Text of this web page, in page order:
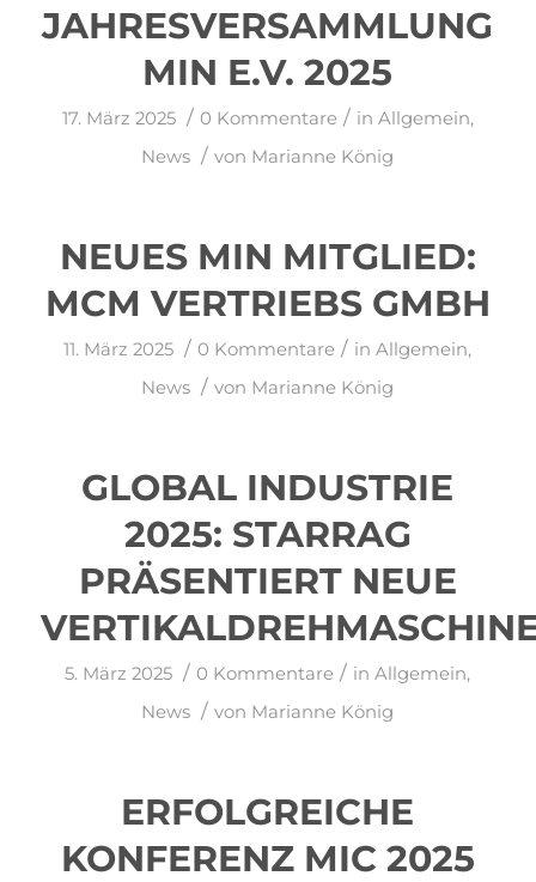
JAHRESVERSAMMLUNG
MIN E.V. 2025
17. März 2025 / 0 Kommentare / in Allgemein,
News / von Marianne König
NEUES MIN MITGLIED:
MCM VERTRIEBS GMBH
11. März 2025 / 0 Kommentare / inAllgemein,
News / von Marianne König
GLOBAL INDUSTRIE
2025: STARRAG
PRÄSENTIERT NEUE
5. März 2025 / 0 Kommentare / inAllgemein,
News / von Marianne König
ERFOLGREICHE
KONFERENZ MIC 2025